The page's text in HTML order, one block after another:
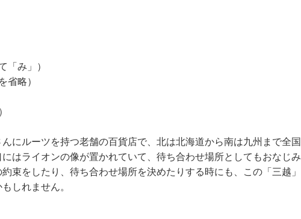
「み」）
省略）
んにルーツを持つ老舗の百貨店で、北は北海道から南は九州まで全国
はライオンの像が置かれていて、待ち合わせ場所としてもおなじみ
束をしたり、待ち合わせ場所を決めたりする時にも、この「三越」
しれません。